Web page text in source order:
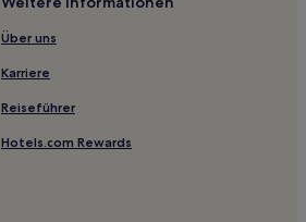
Über uns
Karriere
Reiseführer
Hotels.com Rewards